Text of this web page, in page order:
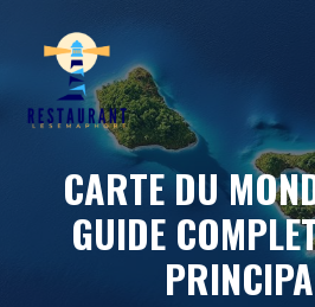
contenu
CARTE DU
GUIDE